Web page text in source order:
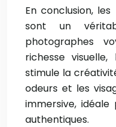
En conclusion,
sont un
photographes
richesse
stimule la
odeurs et les
immersive,
authentiques.